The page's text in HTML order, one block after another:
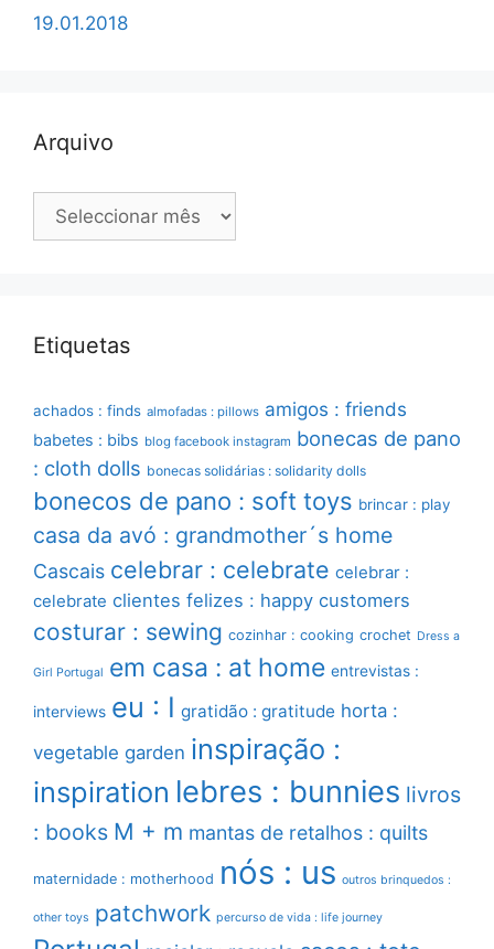
19.01.2018
Arquivo
Arquivo
Etiquetas
achados : finds almofadas : pillows amigos : friends
babetes : bibs blog facebook instagram bonecas de pano
: cloth dolls bonecas solidárias : solidarity dolls
bonecos de pano : soft toys brincar : play
casa da avó : grandmother´s home
Cascais celebrar : celebrate celebrar :
celebrate clientes felizes : happy customers
costurar : sewing cozinhar : cooking crochet Dress a
Girl Portugal em casa : at home entrevistas :
interviews eu : I gratidão : gratitude horta :
vegetable garden inspiração :
inspiration lebres : bunnies livros
: books M + m mantas de retalhos : quilts
maternidade : motherhood nós : us outros brinquedos :
other toys patchwork percurso de vida : life journey